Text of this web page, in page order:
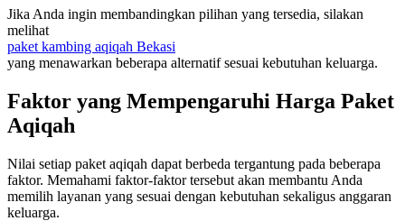
Jika Anda ingin membandingkan pilihan yang tersedia, silakan
melihat
paket kambing aqiqah Bekasi
yang menawarkan beberapa alternatif sesuai kebutuhan keluarga.
Faktor yang Mempengaruhi Harga Paket
Aqiqah
Nilai setiap paket aqiqah dapat berbeda tergantung pada beberapa
faktor. Memahami faktor-faktor tersebut akan membantu Anda
memilih layanan yang sesuai dengan kebutuhan sekaligus anggaran
keluarga.